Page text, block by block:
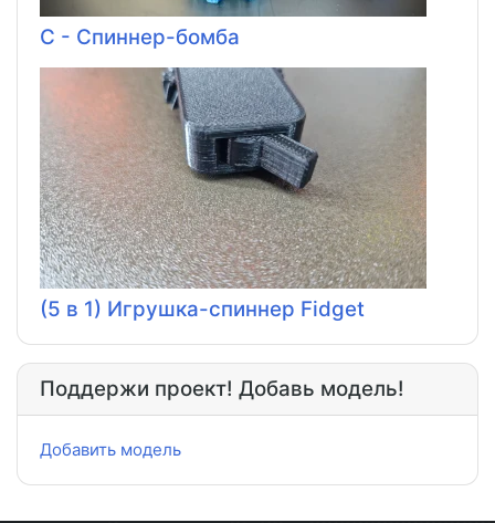
C - Спиннер-бомба
(5 в 1) Игрушка-спиннер Fidget
Поддержи проект! Добавь модель!
Добавить модель